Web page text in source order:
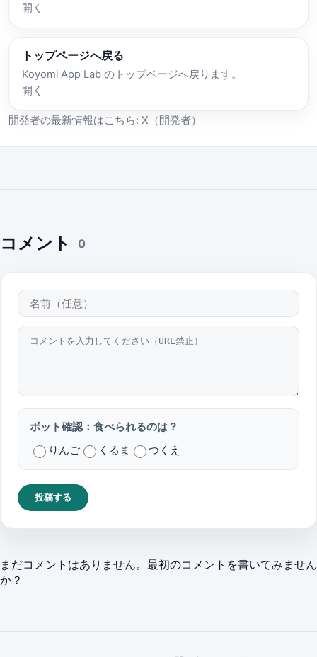
開く
トップページへ戻る
Koyomi App Lab のトップページへ戻ります。
開く
開発者の最新情報はこちら: X（開発者）
コメント 0
ボット確認：食べられるのは？
りんご
くるま つくえ
投稿する
まだコメントはありません。最初のコメントを書いてみません
か？